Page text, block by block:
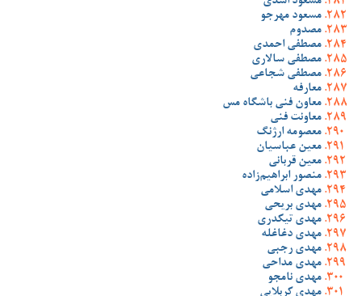
مسعود مهرجو
مصدوم
مصطفی احمدی
مصطفی سالاری
مصطفی شجاعی
معارفه
معاون فنی باشگاه مس
معاونت فنی
معصومه ارژنگ
معین عباسیان
معین قربانی
منصور ابراهیم‌زاده
مهدی اسلامی
مهدی بریحی
مهدی تیکدری
مهدی دغاغله
مهدی رجبی
مهدی مداحی
مهدی نامجو
مهدی کربلایی